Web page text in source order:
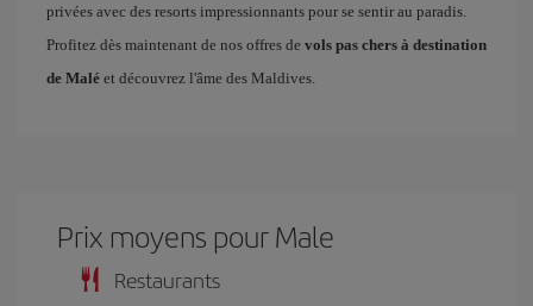
privées avec des resorts impressionnants pour se sentir au paradis.
Profitez dès maintenant de nos offres de vols pas chers à destination
de Malé et découvrez l'âme des Maldives.
Prix ​​moyens pour Male
Restaurants